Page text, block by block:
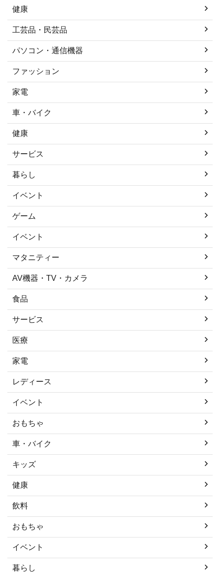
健康
工芸品・民芸品
パソコン・通信機器
ファッション
家電
車・バイク
健康
サービス
暮らし
イベント
ゲーム
イベント
マタニティー
AV機器・TV・カメラ
食品
サービス
医療
家電
レディース
イベント
おもちゃ
車・バイク
キッズ
健康
飲料
おもちゃ
イベント
暮らし